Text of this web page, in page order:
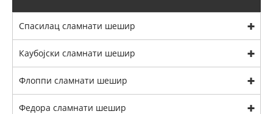
Спасилац сламнати шешир
Каубојски сламнати шешир
Флоппи сламнати шешир
Федора сламнати шешир